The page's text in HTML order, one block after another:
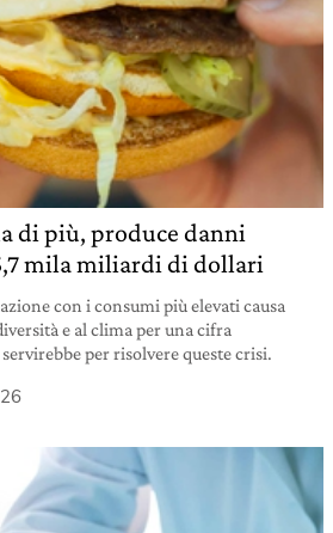
di più, produce danni
mila miliardi di dollari
con i consumi più elevati causa
e al clima per una cifra
per risolvere queste crisi.